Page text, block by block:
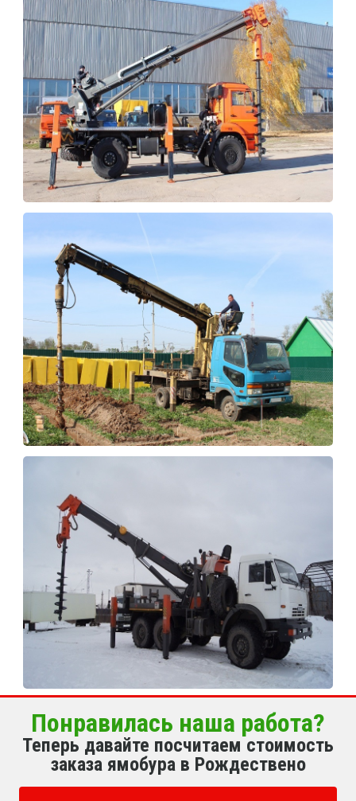
Понравилась наша работа?
Теперь давайте посчитаем стоимость
заказа ямобура в Рождествено